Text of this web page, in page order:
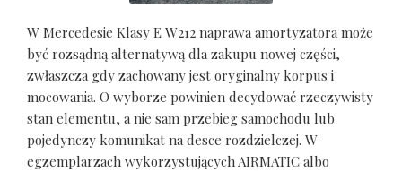
W Mercedesie Klasy E W212 naprawa amortyzatora może
być rozsądną alternatywą dla zakupu nowej części,
zwłaszcza gdy zachowany jest oryginalny korpus i
mocowania. O wyborze powinien decydować rzeczywisty
stan elementu, a nie sam przebieg samochodu lub
pojedynczy komunikat na desce rozdzielczej. W
egzemplarzach wykorzystujących AIRMATIC albo